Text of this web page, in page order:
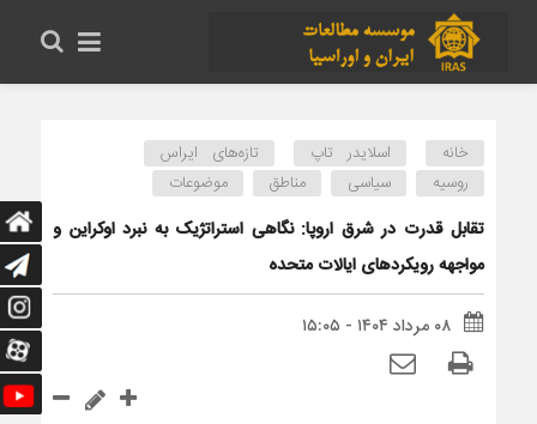
خانه اسلایدر تاپ
تازه‌های ایراس
روسیه
سیاسی مناطق موضوعات
تقابل قدرت در شرق اروپا: نگاهی استراتژیک به نبرد اوکراین و
مواجهه رویکردهای ایالات متحده
۰۸ مرداد ۱۴۰۴ - ۱۵:۰۵